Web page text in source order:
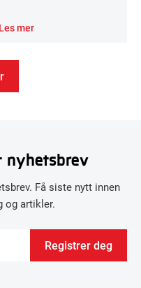
Les mer
nyhetsbrev
Få siste nytt innen
og artikler.
Registrer deg